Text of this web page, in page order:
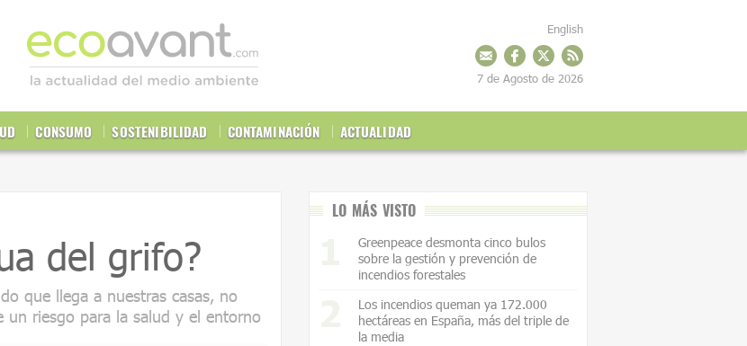
CONSUMO SOSTENIBILIDAD CONTAMINACIÓN ACTUALIDAD
English
7 de Agosto de 2026
del grifo?
que llega a nuestras casas, no
un riesgo para la salud y el entorno
LO MÁS VISTO
Greenpeace desmonta cinco bulos
sobre la gestión y prevención de
incendios forestales
Los incendios queman ya 172.000
hectáreas en España, más del triple de
la media